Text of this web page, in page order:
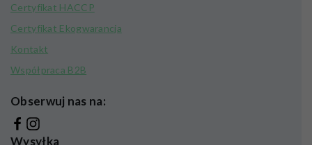
Certyfikat HACCP
Certyfikat Ekogwarancja
Kontakt
Współpraca B2B
Obserwuj nas na:
Wysyłka